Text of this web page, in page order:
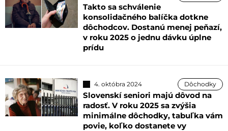
Takto sa schválenie
konsolidačného balíčka dotkne
dôchodcov. Dostanú menej peňazí,
v roku 2025 o jednu dávku úplne
prídu
4. októbra 2024 Dôchodky
Slovenskí seniori majú dôvod na
radosť. V roku 2025 sa zvýšia
minimálne dôchodky, tabuľka vám
povie, koľko dostanete vy